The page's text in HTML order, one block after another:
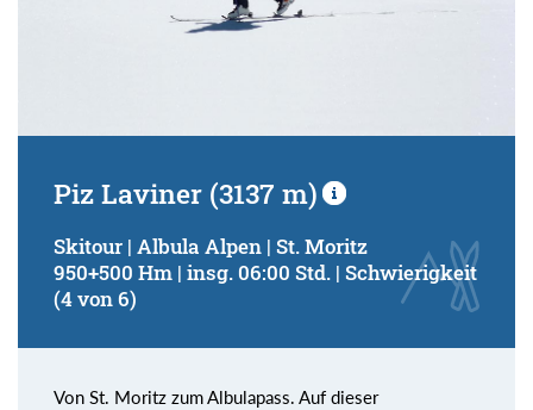
Piz Laviner (3137 m)
Skitour | Albula Alpen | St. Moritz
950+500 Hm | insg. 06:00 Std. | Schwierigkeit
(4 von 6)
Von St. Moritz zum Albulapass. Auf dieser